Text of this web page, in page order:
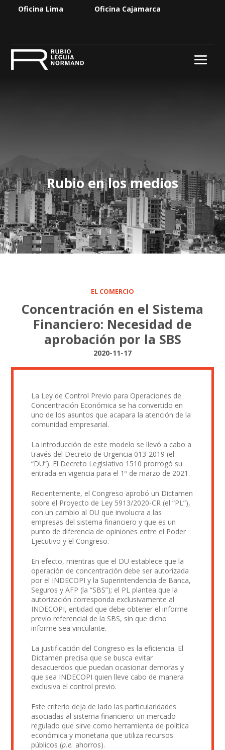
Oficina Lima Oficina Cajamarca
Rubio en los medios
EL COMERCIO
Concentración en el Sistema
Financiero: Necesidad de
aprobación por la SBS
2020-11-17
La Ley de Control Previo para Operaciones de
Concentración Económica se ha convertido en
uno de los asuntos que acapara la atención de la
comunidad empresarial.
La introducción de este modelo se llevó a cabo a
través del Decreto de Urgencia 013-2019 (el
“DU”). El Decreto Legislativo 1510 prorrogó su
entrada en vigencia para el 1º de marzo de 2021.
Recientemente, el Congreso aprobó un Dictamen
sobre el Proyecto de Ley 5913/2020-CR (el “PL”),
con un cambio al DU que involucra a las
empresas del sistema financiero y que es un
punto de diferencia de opiniones entre el Poder
Ejecutivo y el Congreso.
En efecto, mientras que el DU establece que la
operación de concentración debe ser autorizada
por el INDECOPI y la Superintendencia de Banca,
Seguros y AFP (la “SBS”); el PL plantea que la
autorización corresponda exclusivamente al
INDECOPI, entidad que debe obtener el informe
previo referencial de la SBS, sin que dicho
informe sea vinculante.
La justificación del Congreso es la eficiencia. El
Dictamen precisa que se busca evitar
desacuerdos que puedan ocasionar demoras y
que sea INDECOPI quien lleve cabo de manera
exclusiva el control previo.
Este criterio deja de lado las particularidades
asociadas al sistema financiero: un mercado
regulado que sirve como herramienta de política
económica y monetaria que utiliza recursos
públicos (p.e. ahorros).